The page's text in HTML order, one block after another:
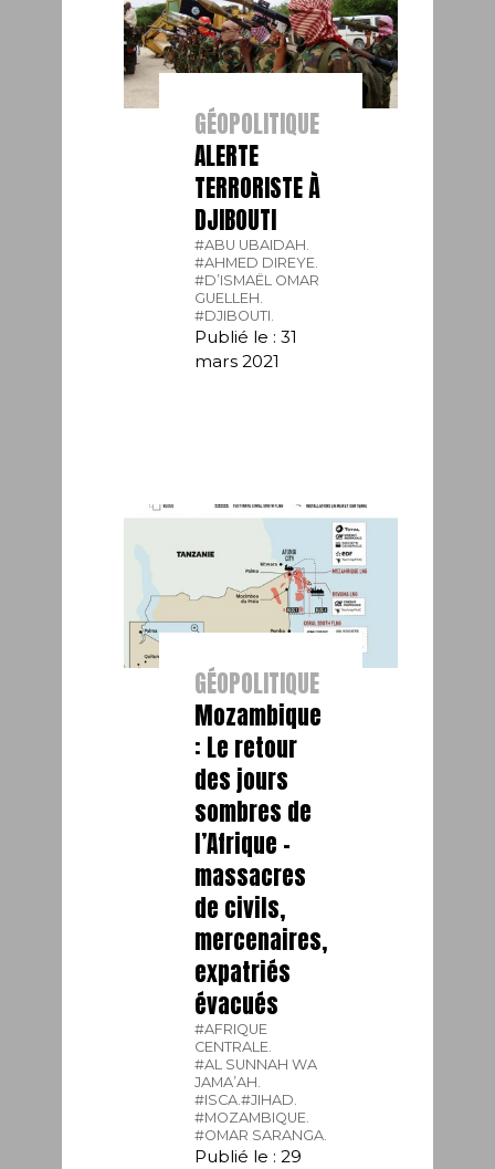
GÉOPOLITIQUE
ALERTE
TERRORISTE À
DJIBOUTI
#ABU UBAIDAH.
#AHMED DIREYE.
#D’ISMAËL OMAR
GUELLEH.
#DJIBOUTI.
Publié le : 31
mars 2021
GÉOPOLITIQUE
Mozambique
: Le retour
des jours
sombres de
l’Afrique –
massacres
de civils,
mercenaires,
expatriés
évacués
#AFRIQUE
CENTRALE.
#AL SUNNAH WA
JAMA’AH.
#ISCA.#JIHAD.
#MOZAMBIQUE.
#OMAR SARANGA.
Publié le : 29